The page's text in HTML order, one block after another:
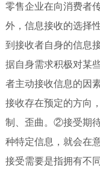
零售企业在向消费者
外，信息接收的选择
到接收者自身的信息
据自身需求积极对某
者主动接收信息的因
接收存在预定的方向
制、歪曲。②接受期
种特定信息，就会在
接受需要是指拥有不